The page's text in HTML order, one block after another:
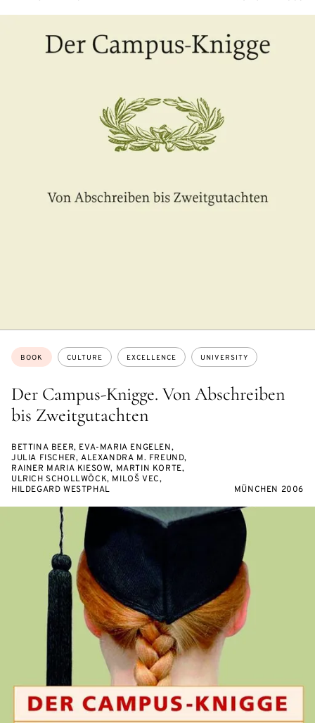
Der Campus-Knigge. Von Abschreiben
bis Zweitgutachten
Topics:
BOOK CULTURE EXCELLENCE UNIVERSITY
BETTINA BEER, EVA-MARIA ENGELEN,
JULIA FISCHER, ALEXANDRA M. FREUND,
RAINER MARIA KIESOW, MARTIN KORTE,
ULRICH SCHOLLWÖCK, MILOŠ VEC,
HILDEGARD WESTPHAL
MÜNCHEN 2006